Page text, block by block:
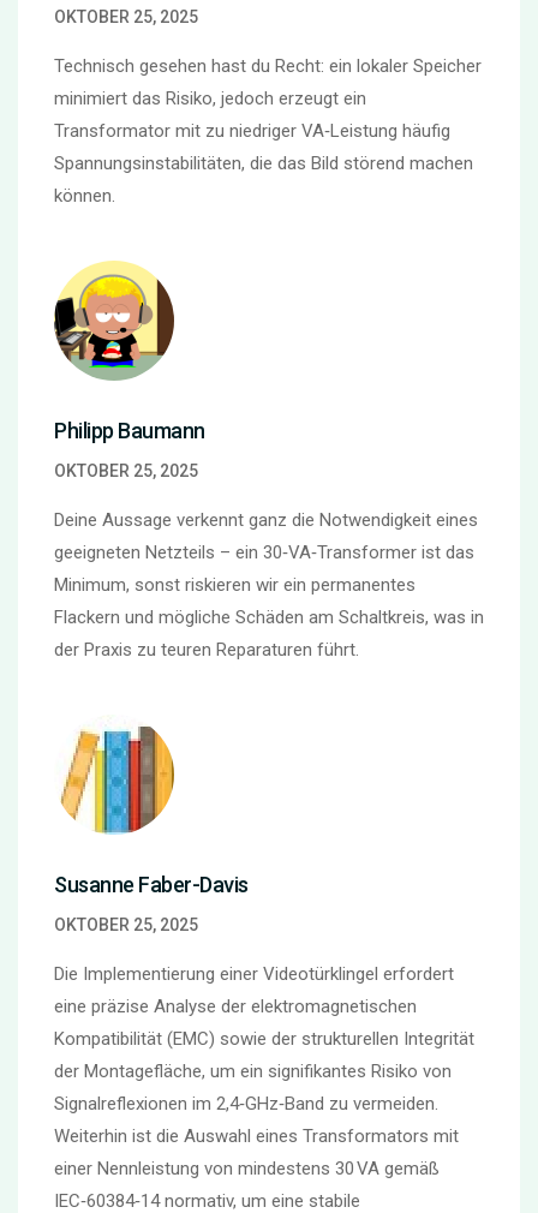
OKTOBER 25, 2025
Technisch gesehen hast du Recht: ein lokaler Speicher
minimiert das Risiko, jedoch erzeugt ein
Transformator mit zu niedriger VA‑Leistung häufig
Spannungsinstabilitäten, die das Bild störend machen
können.
Philipp Baumann
OKTOBER 25, 2025
Deine Aussage verkennt ganz die Notwendigkeit eines
geeigneten Netzteils – ein 30‑VA‑Transformer ist das
Minimum, sonst riskieren wir ein permanentes
Flackern und mögliche Schäden am Schaltkreis, was in
der Praxis zu teuren Reparaturen führt.
Susanne Faber-Davis
OKTOBER 25, 2025
Die Implementierung einer Videotürklingel erfordert
eine präzise Analyse der elektromagnetischen
Kompatibilität (EMC) sowie der strukturellen Integrität
der Montagefläche, um ein signifikantes Risiko von
Signalreflexionen im 2,4‑GHz‑Band zu vermeiden.
Weiterhin ist die Auswahl eines Transformators mit
einer Nennleistung von mindestens 30 VA gemäß
IEC‑60384‑14 normativ, um eine stabile